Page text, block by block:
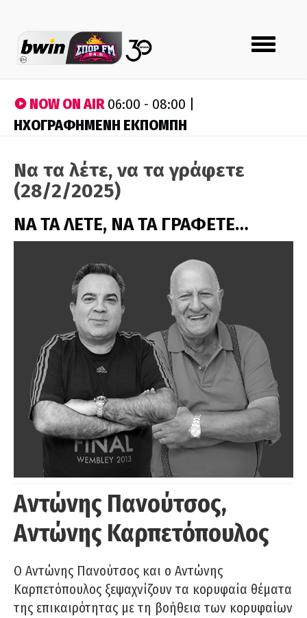
Toggle
navigation
NOW ON AIR06:00 - 08:00 |
ΗΧΟΓΡΑΦΗΜΕΝΗ ΕΚΠΟΜΠΗ
Να τα λέτε, να τα γράφετε
(28/2/2025)
ΝΑ ΤΑ ΛΕΤΕ, ΝΑ ΤΑ ΓΡΑΦΕΤΕ…
Αντώνης Πανούτσος,
Αντώνης Καρπετόπουλος
Ο Αντώνης Πανούτσος και ο Αντώνης
Καρπετόπουλος ξεψαχνίζουν τα κορυφαία θέματα
της επικαιρότητας με τη βοήθεια των κορυφαίων